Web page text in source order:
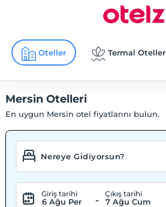
Oteller Termal Oteller
Mersin Otelleri
En uygun Mersin otel fiyatlarını bulun.
Giriş tarihi
6 Ağu Per -
Çıkış tarihi
7 Ağu Cum